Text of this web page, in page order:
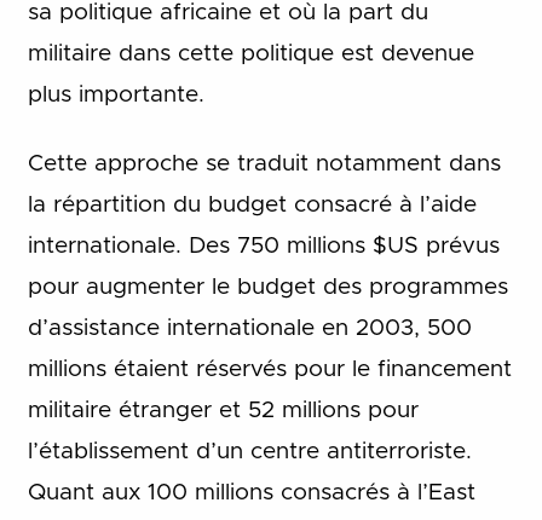
sa politique africaine et où la part du
militaire dans cette politique est devenue
plus importante.
Cette approche se traduit notamment dans
la répartition du budget consacré à l’aide
internationale. Des 750 millions $US prévus
pour augmenter le budget des programmes
d’assistance internationale en 2003, 500
millions étaient réservés pour le financement
militaire étranger et 52 millions pour
l’établissement d’un centre antiterroriste.
Quant aux 100 millions consacrés à l’East